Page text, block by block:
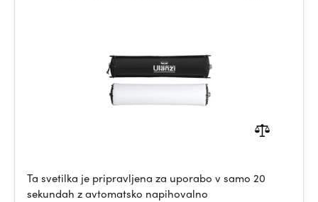
Ta svetilka je pripravljena za uporabo v samo 20
sekundah z avtomatsko napihovalno